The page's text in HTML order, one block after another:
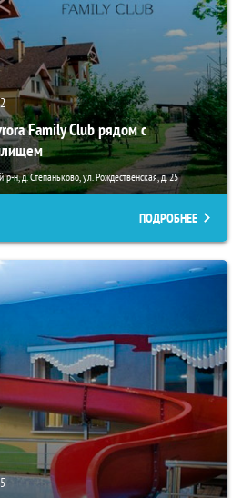
Family Club рядом с
н, д. Степаньково, ул. Рождественская, д. 25
ПОДРОБНЕЕ